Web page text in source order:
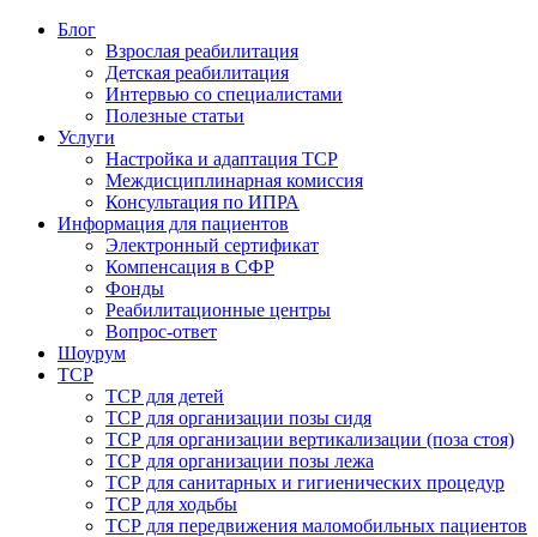
Блог
Взрослая реабилитация
Детская реабилитация
Интервью со специалистами
Полезные статьи
Услуги
Настройка и адаптация ТСР
Междисциплинарная комиссия
Консультация по ИПРА
Информация для пациентов
Электронный сертификат
Компенсация в СФР
Фонды
Реабилитационные центры
Вопрос-ответ
Шоурум
ТСР
ТСР для детей
ТСР для организации позы сидя
ТСР для организации вертикализации (поза стоя)
ТСР для организации позы лежа
ТСР для санитарных и гигиенических процедур
ТСР для ходьбы
ТСР для передвижения маломобильных пациентов